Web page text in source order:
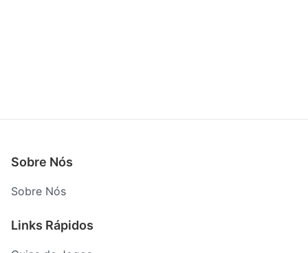
Sobre Nós
Sobre Nós
Links Rápidos